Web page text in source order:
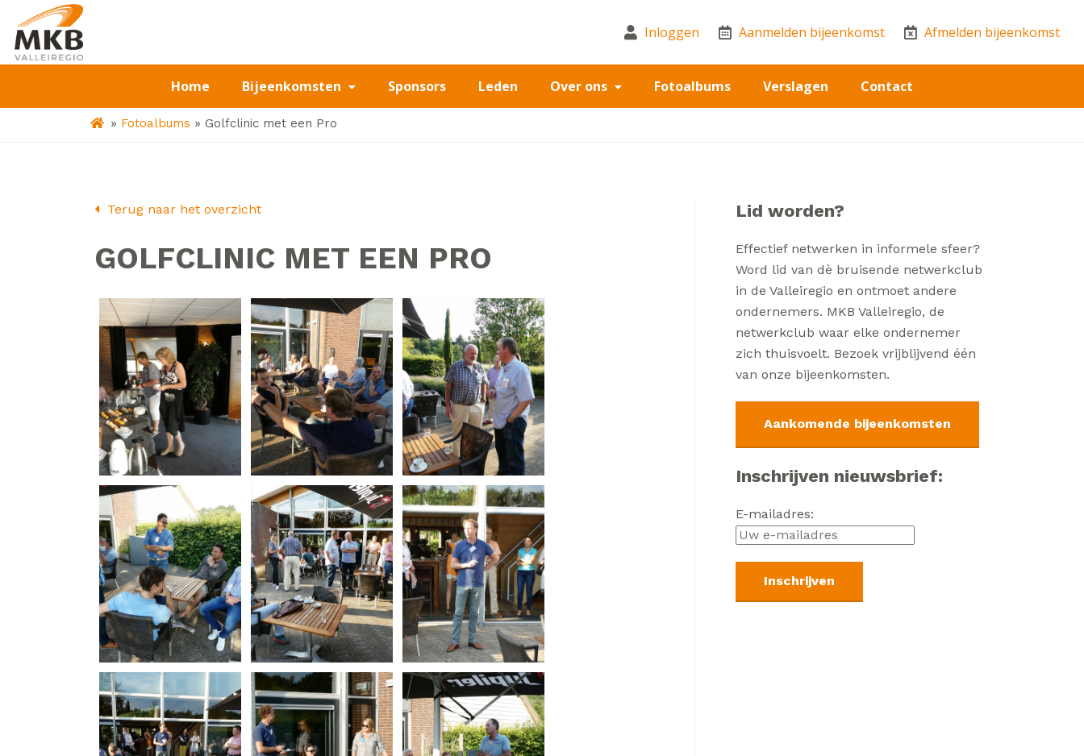
Inloggen Aanmelden bijeenkomst Afmelden bijeenkomst
Home Bijeenkomsten Sponsors Leden Over ons Fotoalbums Verslagen Contact
» Fotoalbums » Golfclinic met een Pro
Terug naar het overzicht
GOLFCLINIC MET EEN PRO
Lid worden?
Effectief netwerken in informele sfeer?
Word lid van dè bruisende netwerkclub
in de Valleiregio en ontmoet andere
ondernemers. MKB Valleiregio, de
netwerkclub waar elke ondernemer
zich thuisvoelt. Bezoek vrijblijvend één
van onze bijeenkomsten.
Aankomende bijeenkomsten
Inschrijven nieuwsbrief:
E-mailadres: